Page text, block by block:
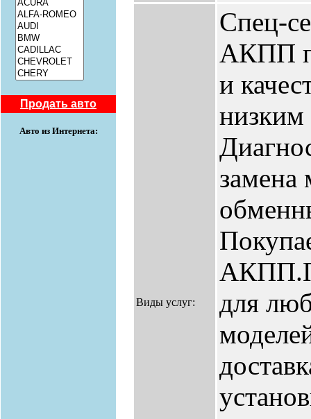
Продать авто
Авто из Интернета:
Виды услуг:
Спец-
АКПП
и
замена
для